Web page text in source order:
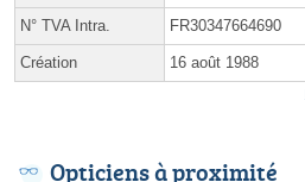
N° TVA Intra. FR30347664690
Création 16 août 1988
Opticiens à proximité